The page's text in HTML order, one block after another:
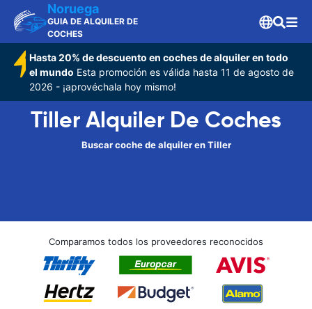
Noruega
GUIA DE ALQUILER DE
COCHES
Hasta 20% de descuento en coches de alquiler en todo
el mundo Esta promoción es válida hasta 11 de agosto de
2026 - ¡aprovéchala hoy mismo!
Tiller Alquiler De Coches
Buscar coche de alquiler en Tiller
Comparamos todos los proveedores reconocidos